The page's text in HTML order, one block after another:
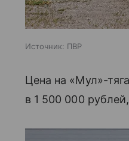
Источник: ПВР
Цена на «Мул»-
в 1 500 000